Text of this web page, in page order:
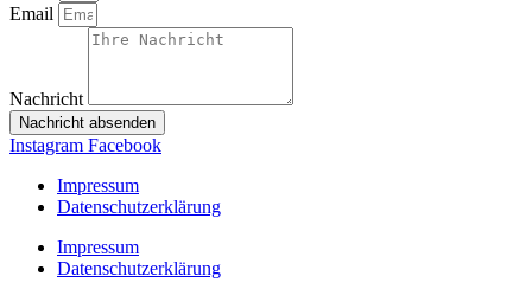
Email
Nachricht
Nachricht absenden
Instagram Facebook
Impressum
Datenschutzerklärung
Impressum
Datenschutzerklärung